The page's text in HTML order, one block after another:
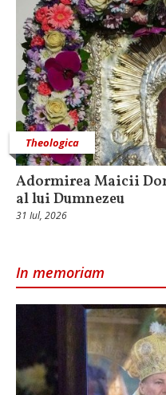
Theologica
Adormirea Maicii
al lui Dumnezeu
31 Iul, 2026
In memoriam